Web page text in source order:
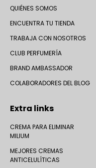
QUIÉNES SOMOS
ENCUENTRA TU TIENDA
TRABAJA CON NOSOTROS
CLUB PERFUMERÍA
BRAND AMBASSADOR
COLABORADORES DEL BLOG
Extra links
CREMA PARA ELIMINAR
MILIUM
MEJORES CREMAS
ANTICELULÍTICAS